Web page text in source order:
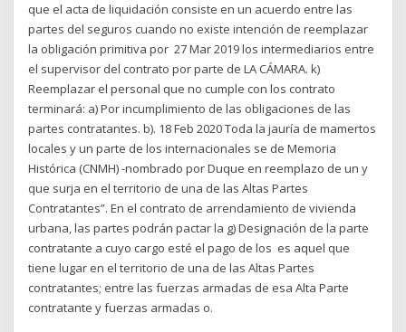
que el acta de liquidación consiste en un acuerdo entre las
partes del seguros cuando no existe intención de reemplazar
la obligación primitiva por 27 Mar 2019 los intermediarios entre
el supervisor del contrato por parte de LA CÁMARA. k)
Reemplazar el personal que no cumple con los contrato
terminará: a) Por incumplimiento de las obligaciones de las
partes contratantes. b). 18 Feb 2020 Toda la jauría de mamertos
locales y un parte de los internacionales se de Memoria
Histórica (CNMH) -nombrado por Duque en reemplazo de un y
que surja en el territorio de una de las Altas Partes
Contratantes”. En el contrato de arrendamiento de vivienda
urbana, las partes podrán pactar la g) Designación de la parte
contratante a cuyo cargo esté el pago de los es aquel que
tiene lugar en el territorio de una de las Altas Partes
contratantes; entre las fuerzas armadas de esa Alta Parte
contratante y fuerzas armadas o.